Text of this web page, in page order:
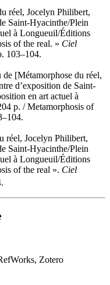
réel, Jocelyn Philibert,
Saint-Hyacinthe/Plein
à Longueuil/Éditions
of the real. » Ciel
103–104.
[Métamorphose du réel,
d’exposition de Saint-
en art actuel à
p. / Metamorphosis of
réel, Jocelyn Philibert,
Saint-Hyacinthe/Plein
à Longueuil/Éditions
of the real ». Ciel
Zotero